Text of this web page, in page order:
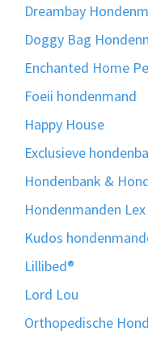
Dreambay
Doggy Bag
Enchanted Home
Foeii hondenmand
Happy House
Exclusieve
Hondenbank &
Hondenmanden
Kudos
Lillibed®
Lord Lou
Orthopedische